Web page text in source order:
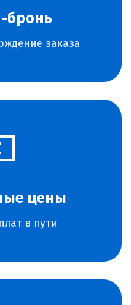
бронь
заказа
цены
в пути